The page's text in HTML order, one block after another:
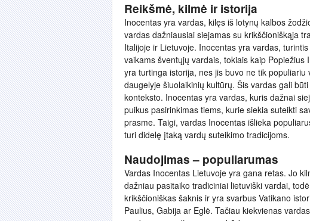
Reikšmė, kilmė ir istorija
Inocentas yra vardas, kilęs iš lotynų kalbos
vardas dažniausiai siejamas su krikščioniškąja
Italijoje ir Lietuvoje. Inocentas yra vardas,
vaikams šventųjų vardais, tokiais kaip
yra turtinga istorija, nes jis buvo ne tik
daugelyje šiuolaikinių kultūrų. Šis vardas gali
konteksto. Inocentas yra vardas, kuris dažnai
puikus pasirinkimas tiems, kurie siekia suteikti
prasme. Taigi, vardas Inocentas išlieka
turi didelę įtaką vardų suteikimo tradicijoms.
Naudojimas – populiarumas
Vardas Inocentas Lietuvoje yra gana retas. Jo
dažniau pasitaiko tradiciniai lietuviški vardai,
krikščioniškas šaknis ir yra svarbus Vatikano
Paulius, Gabija ar Eglė. Tačiau kiekvienas